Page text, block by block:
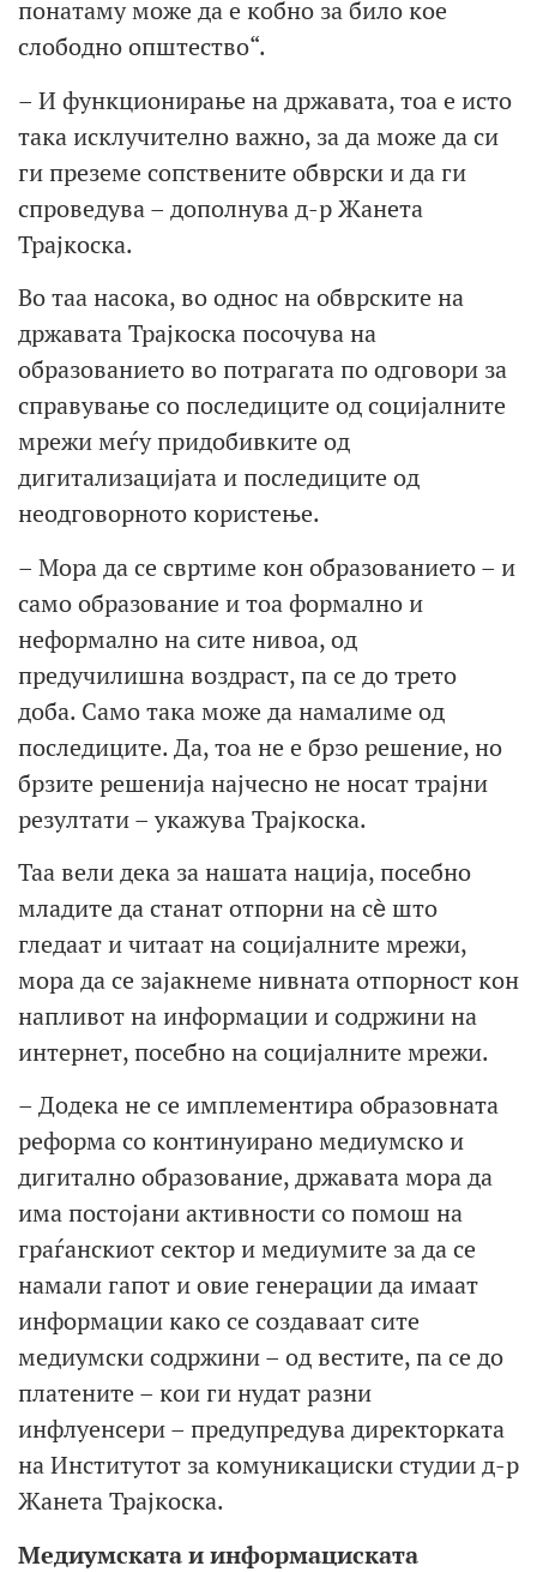
понатаму може да е кобно за било кое
слободно општество“.
– И функционирање на државата, тоа е исто
така исклучително важно, за да може да си
ги преземе сопствените обврски и да ги
спроведува – дополнува д-р Жанета
Трајкоска.
Во таа насока, во однос на обврските на
државата Трајкоска посочува на
образованието во потрагата по одговори за
справување со последиците од социјалните
мрежи меѓу придобивките од
дигитализацијата и последиците од
неодговорното користење.
– Мора да се свртиме кон образованието – и
само образование и тоа формално и
неформално на сите нивоа, од
предучилишна воздраст, па се до трето
доба. Само така може да намалиме од
последиците. Да, тоа не е брзо решение, но
брзите решенија најчесно не носат трајни
резултати – укажува Трајкоска.
Таа вели дека за нашата нација, посебно
младите да станат отпорни на сѐ што
гледаат и читаат на социјалните мрежи,
мора да се зајакнеме нивната отпорност кон
напливот на информации и содржини на
интернет, посебно на социјалните мрежи.
– Додека не се имплементира образовната
реформа со континуирано медиумско и
дигитално образование, државата мора да
има постојани активности со помош на
граѓанскиот сектор и медиумите за да се
намали гапот и овие генерации да имаат
информации како се создаваат сите
медиумски содржини – од вестите, па се до
платените – кои ги нудат разни
инфлуенсери – предупредува директорката
на Институтот за комуникациски студии д-р
Жанета Трајкоска.
Медиумската и информациската